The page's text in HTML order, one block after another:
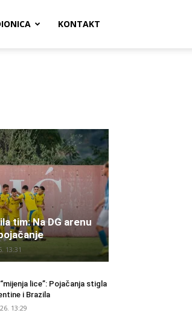
KONTAKT
tim: Na DG arenu
13:31
lice”: Pojačanja stigla
i Brazila
13:29